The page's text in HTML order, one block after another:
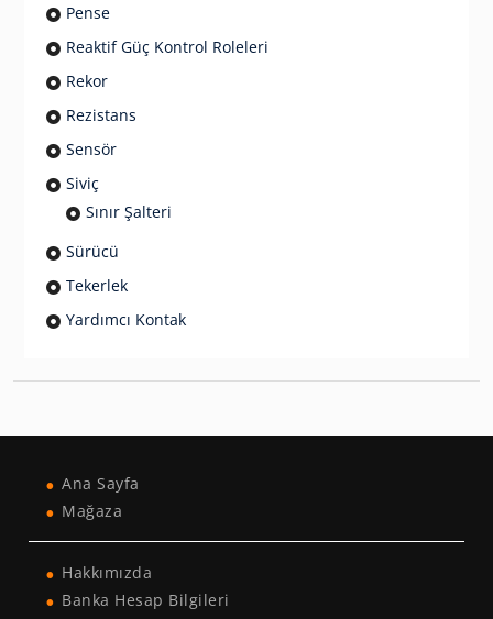
Pense
Reaktif Güç Kontrol Roleleri
Rekor
Rezistans
Sensör
Siviç
Sınır Şalteri
Sürücü
Tekerlek
Yardımcı Kontak
Ana Sayfa
Mağaza
Hakkımızda
Banka Hesap Bilgileri